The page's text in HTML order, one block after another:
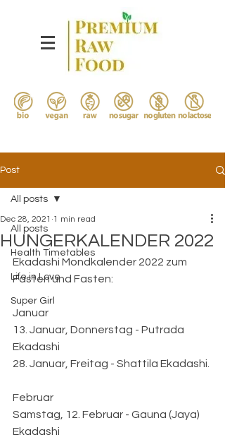
Post
All posts
Health Timetables
Life in Love
Super Girl
All posts
HUNGERKALENDER 2022
Dec 28, 2021 1 min read
Ekadashi Mondkalender 2022 zum
Fasten und Fasten:
Januar
13. Januar, Donnerstag - Putrada
Ekadashi
28. Januar, Freitag - Shattila Ekadashi.
Februar
Samstag, 12. Februar - Gauna (Jaya)
Ekadashi